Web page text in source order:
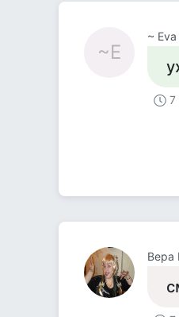
~E
~
7
Вера